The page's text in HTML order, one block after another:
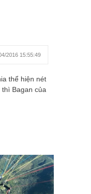
2016 15:55:49
thể hiện nét
Bagan của